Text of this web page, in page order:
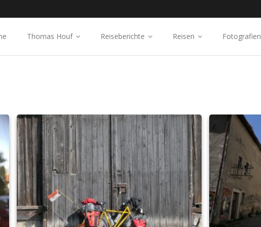
Thomas Houf Reiseberichte Reisen Fotografien